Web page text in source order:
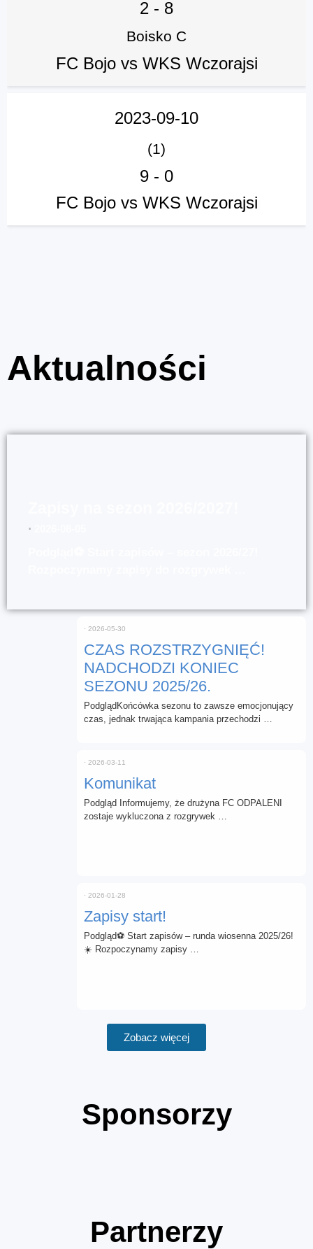
Poprzednie spotkania
2 - 8
Boisko C
FC Bojo vs WKS Wczorajsi
2023-09-10
(1)
9 - 0
FC Bojo vs WKS Wczorajsi
Aktualności
⋅
CZAS ROZSTRZYGNIĘĆ!
NADCHODZI KONIEC
SEZONU 2025/26.
⋅ 2026-05-30
PodglądKońcówka sezonu to zawsze emocjonujący
czas, jednak trwająca kampania przechodzi …
Komunikat
⋅ 2026-03-11
Podgląd Informujemy, że drużyna FC ODPALENI
zostaje wykluczona z rozgrywek …
Zapisy start!
⋅ 2026-01-28
Podgląd⚽ Start zapisów – runda wiosenna 2025/26!
☀️ Rozpoczynamy zapisy …
Zobacz więcej
Sponsorzy
Partnerzy